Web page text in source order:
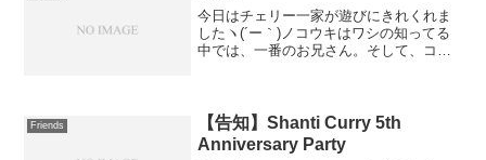
今日はチェリー一家が遊びにきれくれま
したヽ(´ー｀)ノコウキはワシの知ってる
中では、一番のお兄さん。そして、コウ
なく靴下ですヽ(´ー...
Friends
【告知】Shanti Curry 5th
Anniversary Party